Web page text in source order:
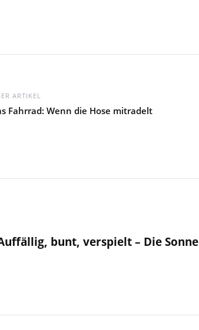
ARTIKEL
Fahrrad: Wenn die Hose mitradelt
bunt, verspielt – Die